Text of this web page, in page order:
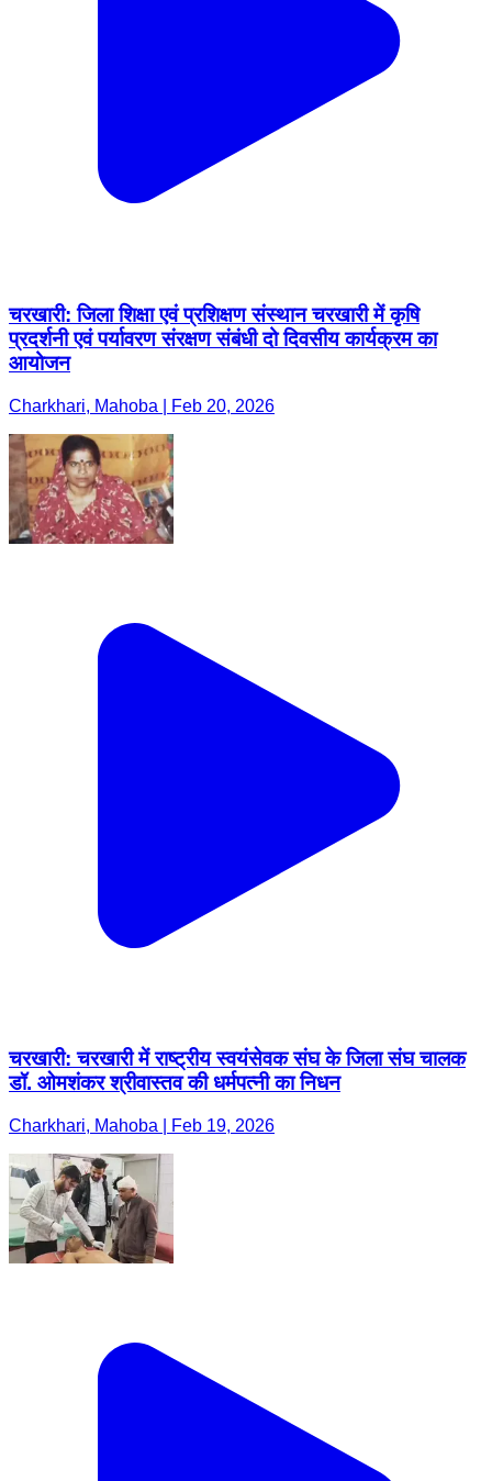
चरखारी: जिला शिक्षा एवं प्रशिक्षण संस्थान चरखारी में कृषि
प्रदर्शनी एवं पर्यावरण संरक्षण संबंधी दो दिवसीय कार्यक्रम का
आयोजन
Charkhari, Mahoba | Feb 20, 2026
चरखारी: चरखारी में राष्ट्रीय स्वयंसेवक संघ के जिला संघ चालक
डॉ. ओमशंकर श्रीवास्तव की धर्मपत्नी का निधन
Charkhari, Mahoba | Feb 19, 2026